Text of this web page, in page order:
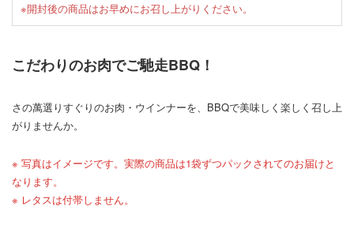
※開封後の商品はお早めにお召し上がりください。
こだわりのお肉でご馳走BBQ！
さの萬選りすぐりのお肉・ウインナーを、BBQで美味しく楽しく召し上
がりませんか。
※ 写真はイメージです。実際の商品は1袋ずつパックされてのお届けと
なります。
※ レタスは付帯しません。